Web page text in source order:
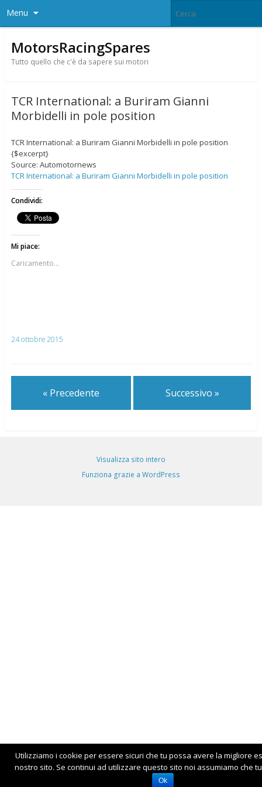
Menu
MotorsRacingSpares
Tutto quello che c'è da sapere sui motori
TCR International: a Buriram Gianni
Morbidelli in pole position
TCR International: a Buriram Gianni Morbidelli in pole position
{$excerpt}
Source: Automotornews
TCR International: a Buriram Gianni Morbidelli in pole position
Condividi:
Mi piace:
Caricamento...
24 ottobre 2015
« Precedente Successivo »
Visualizza sito intero
Funziona grazie a WordPress
Utilizziamo i cookie per essere sicuri che tu possa avere la migliore
nostro sito. Se continui ad utilizzare questo sito noi assumiamo che
Ok